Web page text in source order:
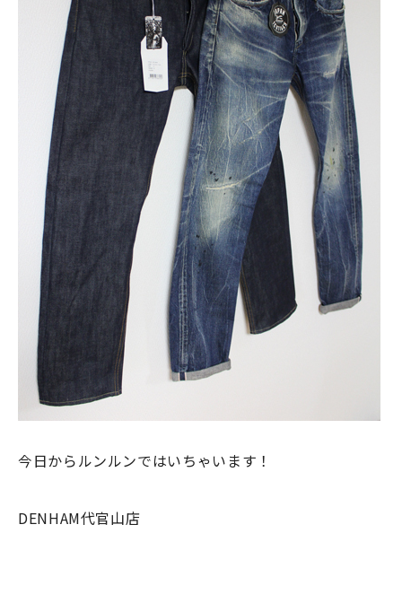
今日からルンルンではいちゃいます！
DENHAM代官山店